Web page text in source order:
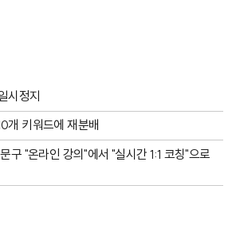
시정지
개 키워드에 재분배
구 "온라인 강의"에서 "실시간 1:1 코칭"으로